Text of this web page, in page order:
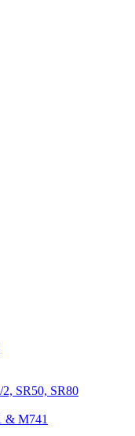
SR50, SR80
& M741